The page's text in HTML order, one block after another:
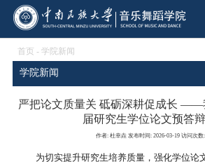
学院新闻
首页 - 学院新闻
严把论文质量关 砥砺深耕促成长 ——
届研究生学位论文预答
作者: 杜幸垚 发布时间: 2026-03-19 访问次数:
为切实提升研究生培养质量，强化学位论